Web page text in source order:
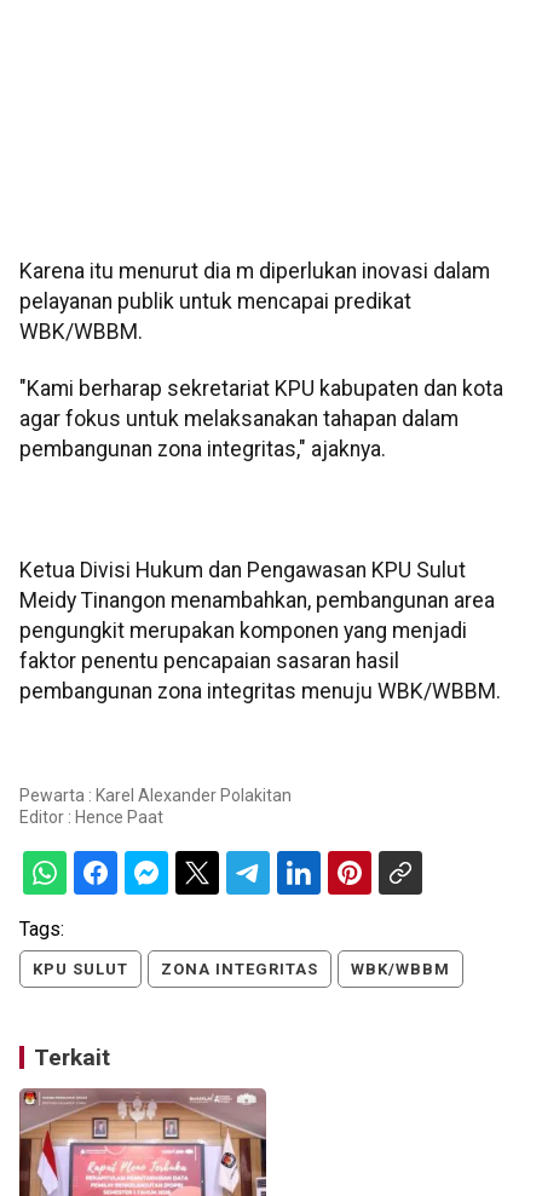
Karena itu menurut dia m diperlukan inovasi dalam
pelayanan publik untuk mencapai predikat
WBK/WBBM.
"Kami berharap sekretariat KPU kabupaten dan kota
agar fokus untuk melaksanakan tahapan dalam
pembangunan zona integritas," ajaknya.
Ketua Divisi Hukum dan Pengawasan KPU Sulut
Meidy Tinangon menambahkan, pembangunan area
pengungkit merupakan komponen yang menjadi
faktor penentu pencapaian sasaran hasil
pembangunan zona integritas menuju WBK/WBBM.
Pewarta : Karel Alexander Polakitan
Editor : Hence Paat
Tags:
KPU SULUT ZONA INTEGRITAS WBK/WBBM
Terkait